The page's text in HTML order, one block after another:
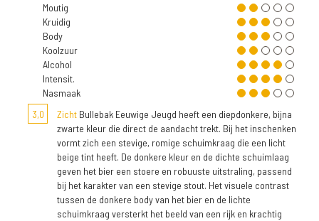
Moutig
Kruidig
Body
Koolzuur
Alcohol
Intensit.
Nasmaak
3,0
Zicht Bullebak Eeuwige Jeugd heeft een diepdonkere, bijna
zwarte kleur die direct de aandacht trekt. Bij het inschenken
vormt zich een stevige, romige schuimkraag die een licht
beige tint heeft. De donkere kleur en de dichte schuimlaag
geven het bier een stoere en robuuste uitstraling, passend
bij het karakter van een stevige stout. Het visuele contrast
tussen de donkere body van het bier en de lichte
schuimkraag versterkt het beeld van een rijk en krachtig